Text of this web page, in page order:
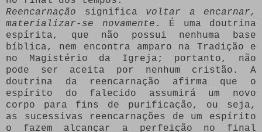
Reencarnação significa voltar a encarnar,
materializar-se novamente . É uma doutrina
espírita, que não possui nenhuma base
bíblica, nem encontra amparo na Tradição e
no Magistério da Igreja; portanto, não
pode ser aceita por nenhum cristão. A
doutrina da reencarnação afirma que o
espírito do falecido assumirá um novo
corpo para fins de purificação, ou seja,
as sucessivas reencarnações de um espírito
o fazem alcançar a perfeição no final